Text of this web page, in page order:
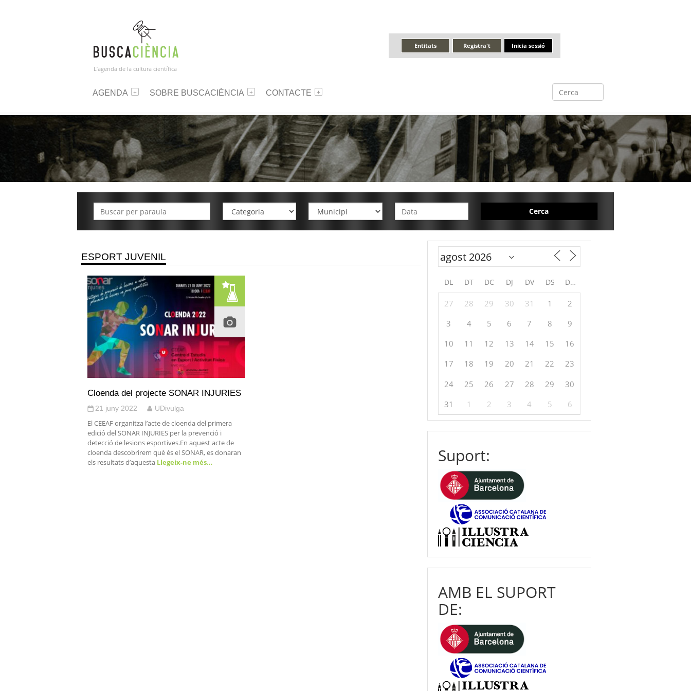
L’agenda de la cultura científica
Inicia sessió
Registra't
Entitats
AGENDA SOBRE BUSCACIÈNCIA CONTACTE
Cerca
ESPORT JUVENIL
Cloenda del projecte SONAR INJURIES
21 juny 2022 UDivulga
El CEEAF organitza l’acte de cloenda del primera
edició del SONAR INJURIES per la prevenció i
detecció de lesions esportives.En aquest acte de
cloenda descobrirem què és el SONAR, es donaran
els resultats d’aquesta Llegeix-ne més…
DL DT DC DJ DV DS DG
27 28 29 30 31 1
2
3
4 5 6 7 8
9
10
11 12 13 14 15
16
17
18 19 20 21 22
23
24
25 26 27 28 29
30
31
1 2 3 4 5 6
Suport:
AMB EL SUPORT
DE: